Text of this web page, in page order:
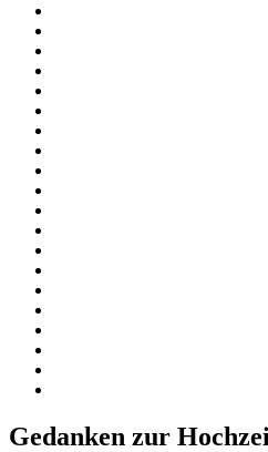
Gedanken zur